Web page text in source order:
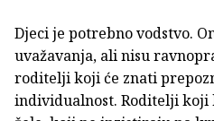
Djeci je potrebno vodstvo.
uvažavanja, ali nisu
roditelji koji će znati
individualnost. Roditelji koji